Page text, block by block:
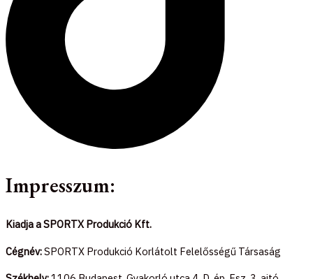
Impresszum:
Kiadja a SPORTX Produkció Kft.
Cégnév:SPORTX Produkció Korlátolt Felelősségű Társaság